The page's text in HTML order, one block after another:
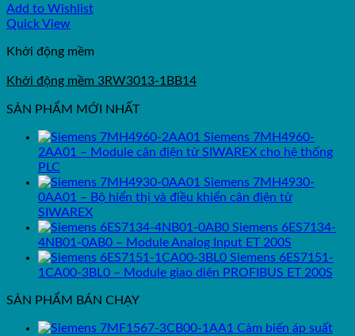
Add to Wishlist
Quick View
Khởi động mềm
Khởi động mềm 3RW3013-1BB14
SẢN PHẨM MỚI NHẤT
Siemens 7MH4960-
2AA01 – Module cân điện tử SIWAREX cho hệ thống
PLC
Siemens 7MH4930-
0AA01 – Bộ hiển thị và điều khiển cân điện tử
SIWAREX
Siemens 6ES7134-
4NB01-0AB0 – Module Analog Input ET 200S
Siemens 6ES7151-
1CA00-3BL0 – Module giao diện PROFIBUS ET 200S
SẢN PHẨM BÁN CHẠY
Cảm biến áp suất